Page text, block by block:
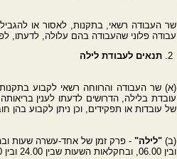
שר העבודה רשאי, בתקנות, לאסור או
עבודה פלוני שהעבודה בהם עלולה, לדעתו,
תנאים לעבודת לילה
(א) שר העבודה והרווחה רשאי לקבוע
עובדת בלילה, הדרושים לדעתו לענין
של עובדות או תפקידים, וכן ניתן לקבוע
(ב) "לילה" - פרק זמן של אחד-עשרה שעות ובהן
ובין 06.00, ובחקלאות השעות שבין 24.00 ובין 05.00.